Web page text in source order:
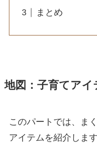
まとめ
地図：子育てアイ
このパートでは、ま
アイテムを紹介します